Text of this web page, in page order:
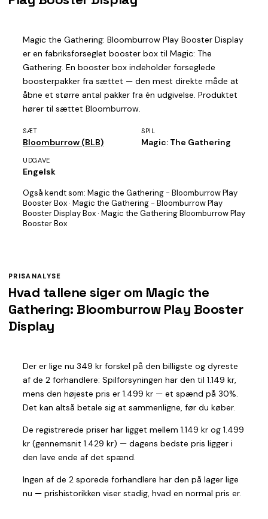
Magic the Gathering: Bloomburrow Play Booster Display
er en fabriksforseglet booster box til Magic: The
Gathering. En booster box indeholder forseglede
boosterpakker fra sættet — den mest direkte måde at
åbne et større antal pakker fra én udgivelse. Produktet
hører til sættet Bloomburrow.
SÆT
Bloomburrow (BLB)
SPIL
Magic: The Gathering
UDGAVE
Engelsk
Også kendt som: Magic the Gathering - Bloomburrow Play
Booster Box · Magic the Gathering - Bloomburrow Play
Booster Display Box · Magic the Gathering Bloomburrow Play
Booster Box
PRISANALYSE
Hvad tallene siger om Magic the
Gathering: Bloomburrow Play Booster
Display
Der er lige nu 349 kr forskel på den billigste og dyreste
af de 2 forhandlere: Spilforsyningen har den til 1.149 kr,
mens den højeste pris er 1.499 kr — et spænd på 30%.
Det kan altså betale sig at sammenligne, før du køber.
De registrerede priser har ligget mellem 1.149 kr og 1.499
kr (gennemsnit 1.429 kr) — dagens bedste pris ligger i
den lave ende af det spænd.
Ingen af de 2 sporede forhandlere har den på lager lige
nu — prishistorikken viser stadig, hvad en normal pris er.